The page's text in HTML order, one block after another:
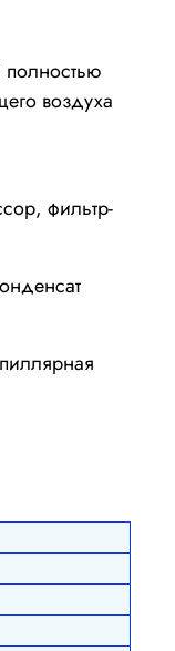
воздуха
фильтр-